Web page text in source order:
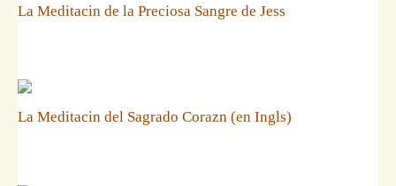
La Meditacin de la Preciosa Sangre de Jess
La Meditacin del Sagrado Corazn (en Ingls)